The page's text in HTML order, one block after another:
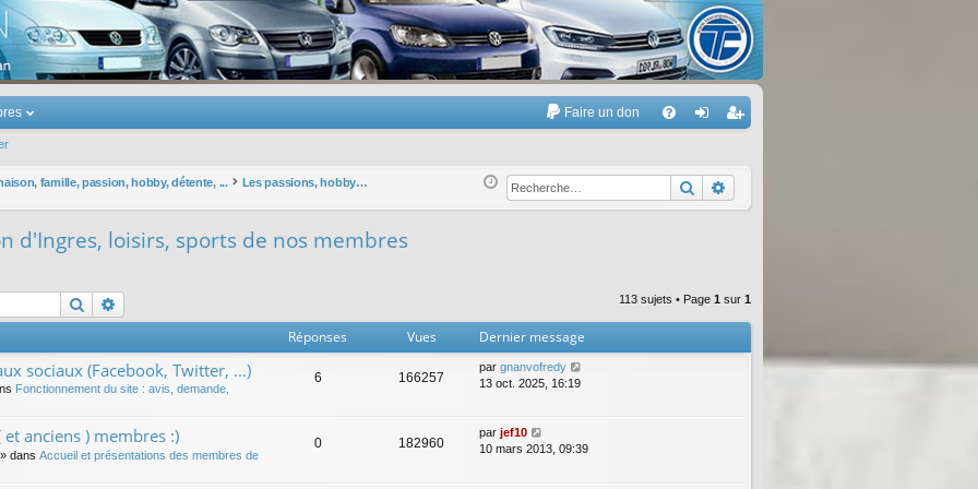
Touran
Faire un don
Q ne
xi
nr
eg
r
famille, passion, hobby, détente, ... Les passions, hobbys, violon d'Ingres, loisirs, sports de nos membres Rechercher
d'Ingres, loisirs, sports de nos membres
Rechercher 113 sujets • Page 1 sur 1
Réponses Vues Dernier message
sociaux (Facebook, Twitter, ...)
Fonctionnement du site : avis, demande,
6 166257
par gnanvofredy
13 oct. 2025, 16:19
anciens ) membres :)
» dans Accueil et présentations des membres de
0 182960
par jef10
10 mars 2013, 09:39